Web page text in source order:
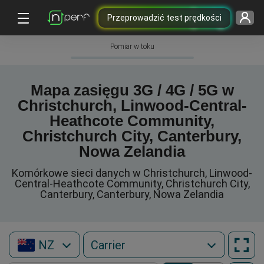
Przeprowadzić test prędkości
Pomiar w toku
Mapa zasięgu 3G / 4G / 5G w
Christchurch, Linwood-Central-
Heathcote Community,
Christchurch City, Canterbury,
Nowa Zelandia
Komórkowe sieci danych w Christchurch, Linwood-
Central-Heathcote Community, Christchurch City,
Canterbury, Canterbury, Nowa Zelandia
NZ